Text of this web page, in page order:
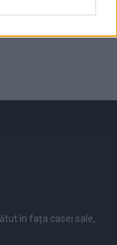
în fața casei sale,